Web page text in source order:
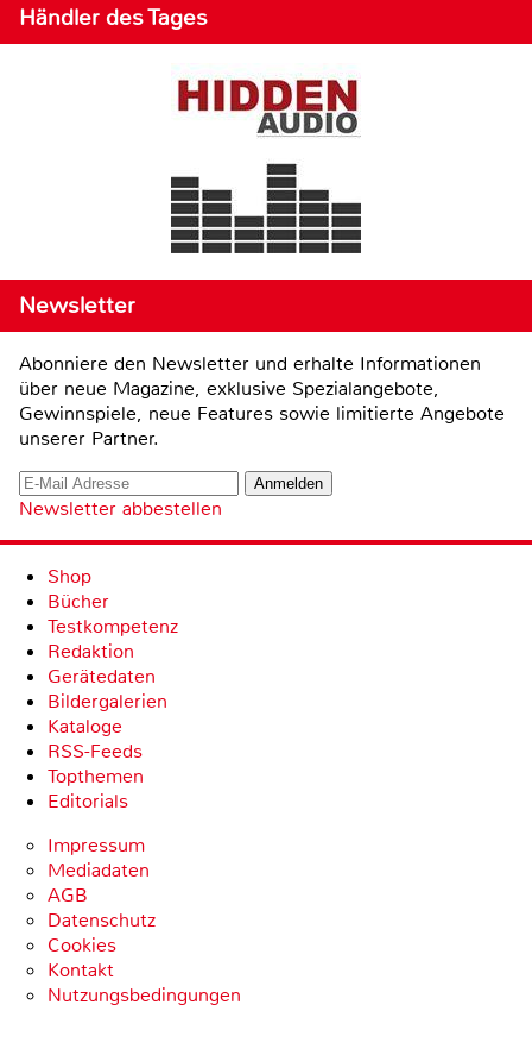
Händler des Tages
Newsletter
Abonniere den Newsletter und erhalte Informationen
über neue Magazine, exklusive Spezialangebote,
Gewinnspiele, neue Features sowie limitierte Angebote
unserer Partner.
Newsletter abbestellen
Shop
Bücher
Testkompetenz
Redaktion
Gerätedaten
Bildergalerien
Kataloge
RSS-Feeds
Topthemen
Editorials
Impressum
Mediadaten
AGB
Datenschutz
Cookies
Kontakt
Nutzungsbedingungen